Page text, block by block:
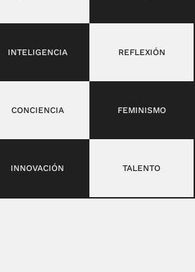
INTELIGENCIA REFLEXIÓN
CONCIENCIA FEMINISMO
INNOVACIÓN TALENTO